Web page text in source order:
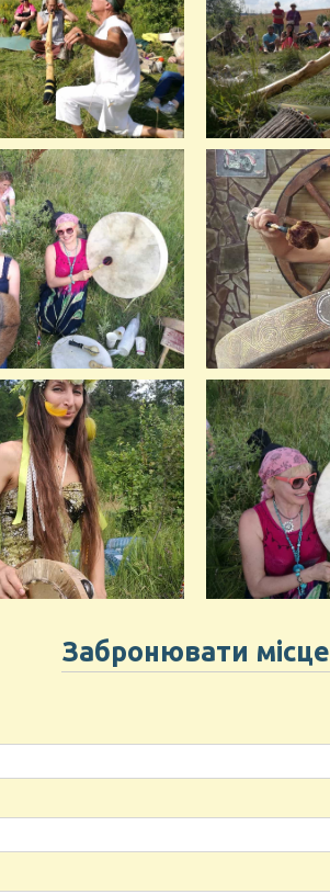
Забронювати місце